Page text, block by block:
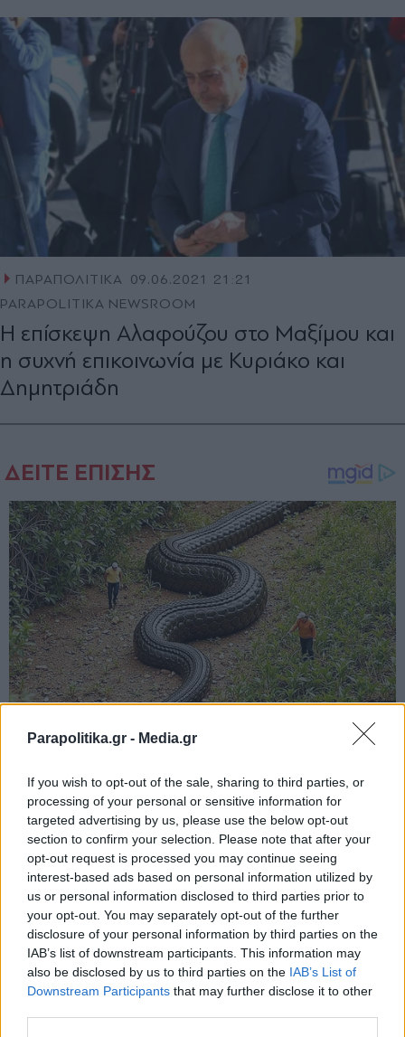
Parapolitika.gr - Media.gr
If you wish to opt-out of the sale, sharing to third parties, or
processing of your personal or sensitive information for
targeted advertising by us, please use the below opt-out
section to confirm your selection. Please note that after your
opt-out request is processed you may continue seeing
interest-based ads based on personal information utilized by
us or personal information disclosed to third parties prior to
your opt-out. You may separately opt-out of the further
disclosure of your personal information by third parties on the
IAB’s list of downstream participants. This information may
also be disclosed by us to third parties on the IAB’s List of
Downstream Participants that may further disclose it to other
ΠΑΡΑΠΟΛΙΤΙΚΑ 09.06.2021 21:21
PARAPOLITIKA NEWSROOM
Η επίσκεψη Αλαφούζου στο Μαξίμου και
η συχνή επικοινωνία με Κυριάκο και
Δημητριάδη
Εγγραφή στο newsletter